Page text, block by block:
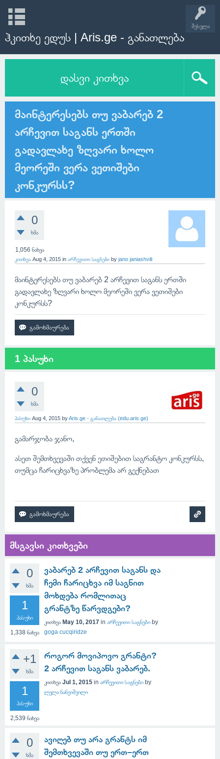
შესვლა
ჰკითხე ედუს | Aris.ge - განათლება
დასვი კითხვა
მაინტერესებს თუ ვაბარებ 2
არჩევით საგანს ერთში
გადავლახე ზღვარი ხოლო
მეორეში ვერა ვეთიშები
კონკურსს?
0
ხმა
1,056 ნახვა
კითხვა Aug 4, 2015 in არჩევითი საგნები by jano janiashvili
მაინტერესებს თუ ვაბარებ 2 არჩევით საგანს ერთში
გადავლახე ზღვარი ხოლო მეორეში ვერა ვეთიშები
კონკურსს?
1 პასუხი
0
ხმა
პასუხი Aug 4, 2015 byAris.ge - განათლება (edu.aris.ge)
გამარჯობა ჯანო,
ასეთ შემთხვევაში თქვენ ეთიშებით საგრანტო კონკურსს,
თუმცა ჩარიცხვაზე პრობლემა არ გექნებათ
მსგავსი კითხვები
0
ხმა
1
პასუხი
1,338 ნახვა
ვაბარებ 2 არჩევით საგანს და
ჩემი ჩარიცხვა იმ საგნით
მოხდება რომლითაც
გრანტზე წარვდგები?
კითხვა May 10, 2017 in არჩევითი საგნები by
goga cucqiridze
+1
ხმა
1
პასუხი
2,539 ნახვა
როგორ მოვიპოვო გრანტი?
2 არჩევით საგანს ვაბარებ.
კითხვა Jul 1, 2015 in არჩევითი საგნები by
ლელა ნანეიშვილი
0
ხმა
ავიღებ თუ არა გრანტს იმ
შემთხვევაში თუ ერთ–ერთ